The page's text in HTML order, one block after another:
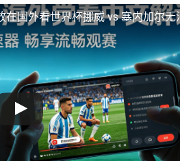
在国外看世界杯挪威 vs 塞内加尔无